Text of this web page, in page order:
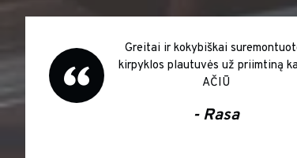
Greitai ir kokybiškai
kirpyklos plautuvės už priimtiną
AČIŪ
- Rasa